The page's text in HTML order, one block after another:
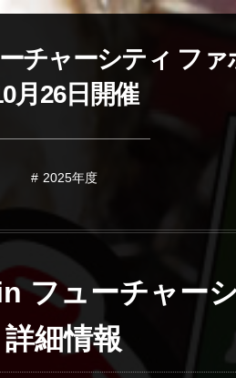
チャーシティ ファ
月26日開催
2025年度
フューチャー
詳細情報